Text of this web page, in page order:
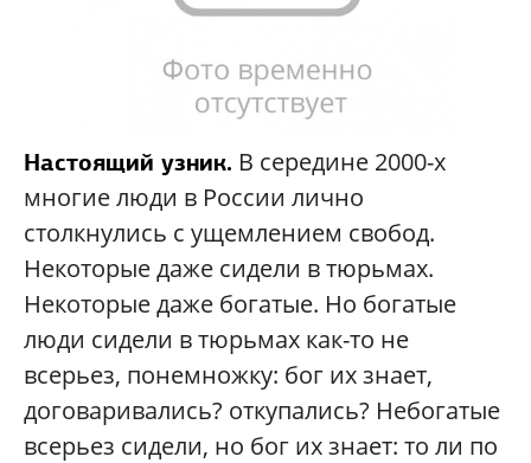
Настоящий узник. В середине 2000-х
многие люди в России лично
столкнулись с ущемлением свобод.
Некоторые даже сидели в тюрьмах.
Некоторые даже богатые. Но богатые
люди сидели в тюрьмах как-то не
всерьез, понемножку: бог их знает,
договаривались? откупались? Небогатые
всерьез сидели, но бог их знает: то ли по